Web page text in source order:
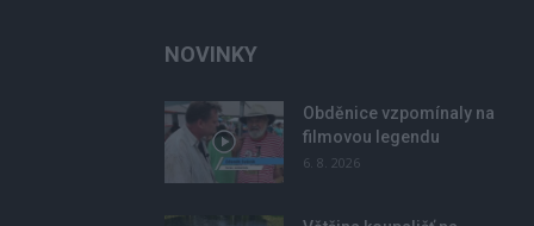
NOVINKY
Obděnice vzpomínaly na
filmovou legendu
6. 8. 2026